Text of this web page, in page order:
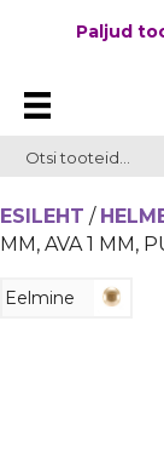
Paljud
ESILEHT /
MM, AVA 1 MM,
Eelmine